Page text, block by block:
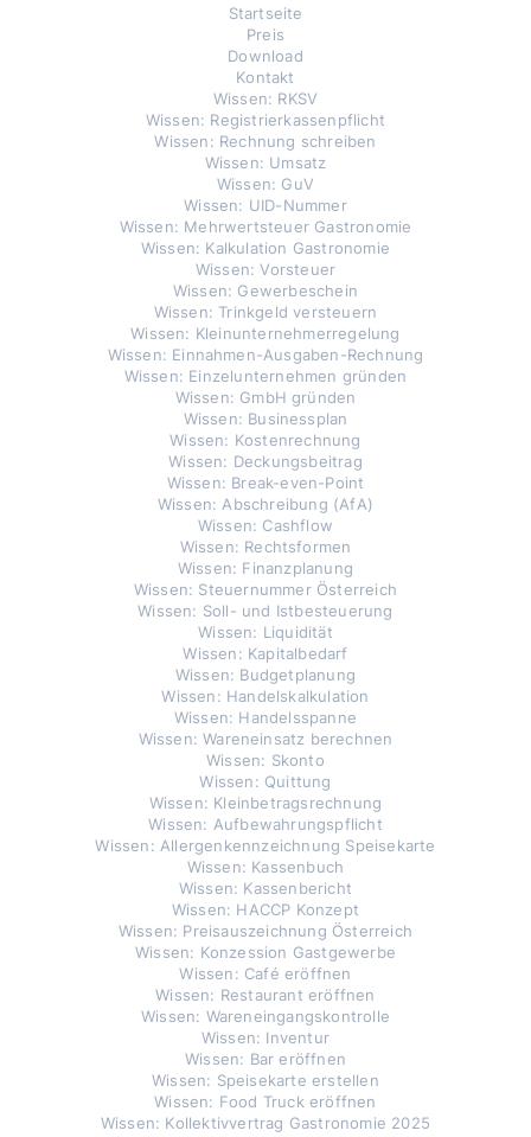
Startseite
Preis
Download
Kontakt
Wissen: RKSV
Wissen: Registrierkassenpflicht
Wissen: Rechnung schreiben
Wissen: Umsatz
Wissen: GuV
Wissen: UID-Nummer
Wissen: Mehrwertsteuer Gastronomie
Wissen: Kalkulation Gastronomie
Wissen: Vorsteuer
Wissen: Gewerbeschein
Wissen: Trinkgeld versteuern
Wissen: Kleinunternehmerregelung
Wissen: Einnahmen-Ausgaben-Rechnung
Wissen: Einzelunternehmen gründen
Wissen: GmbH gründen
Wissen: Businessplan
Wissen: Kostenrechnung
Wissen: Deckungsbeitrag
Wissen: Break-even-Point
Wissen: Abschreibung (AfA)
Wissen: Cashflow
Wissen: Rechtsformen
Wissen: Finanzplanung
Wissen: Steuernummer Österreich
Wissen: Soll- und Istbesteuerung
Wissen: Liquidität
Wissen: Kapitalbedarf
Wissen: Budgetplanung
Wissen: Handelskalkulation
Wissen: Handelsspanne
Wissen: Wareneinsatz berechnen
Wissen: Skonto
Wissen: Quittung
Wissen: Kleinbetragsrechnung
Wissen: Aufbewahrungspflicht
Wissen: Allergenkennzeichnung Speisekarte
Wissen: Kassenbuch
Wissen: Kassenbericht
Wissen: HACCP Konzept
Wissen: Preisauszeichnung Österreich
Wissen: Konzession Gastgewerbe
Wissen: Café eröffnen
Wissen: Restaurant eröffnen
Wissen: Wareneingangskontrolle
Wissen: Inventur
Wissen: Bar eröffnen
Wissen: Speisekarte erstellen
Wissen: Food Truck eröffnen
Wissen: Kollektivvertrag Gastronomie 2025